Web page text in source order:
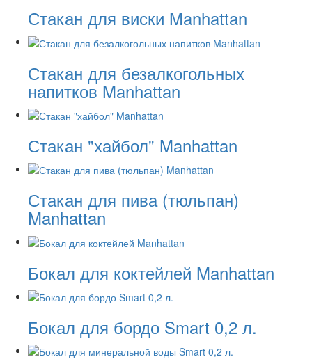
Стакан для виски Manhattan
Стакан для безалкогольных
напитков Manhattan
Стакан "хайбол" Manhattan
Стакан для пива (тюльпан)
Manhattan
Бокал для коктейлей Manhattan
Бокал для бордо Smart 0,2 л.